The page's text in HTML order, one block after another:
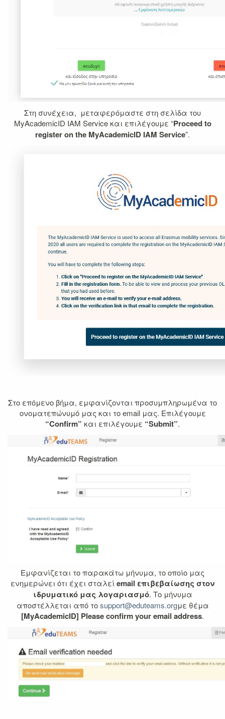
Στη συνέχεια, μεταφερόμαστε στη σελίδα του
MyAcademicID IAM Service και επιλέγουμε “Proceed to
register on the MyAcademicID IAM Service”.
Στο επόμενο βήμα, εμφανίζονται προσυμπληρωμένα το
ονοματεπώνυμό μας και το email μας. Επιλέγουμε
“Confirm” και επιλέγουμε “Submit”.
Εμφανίζεται το παρακάτω μήνυμα, το οποίο μας
ενημερώνει ότι έχει σταλεί email επιβεβαίωσης στον
ιδρυματικό μας λογαριασμό. Το μήνυμα
αποστέλλεται από τοsupport@eduteams.orgμε θέμα
[MyAcademicID] Please confirm your email address.